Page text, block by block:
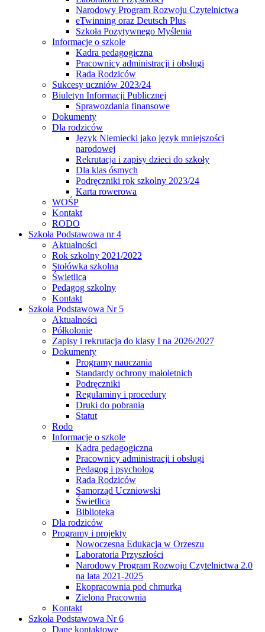
Narodowy Program Rozwoju Czytelnictwa
eTwinning oraz Deutsch Plus
Szkoła Pozytywnego Myślenia
Informacje o szkole
Kadra pedagogiczna
Pracownicy administracji i obsługi
Rada Rodziców
Sukcesy uczniów 2023/24
Biuletyn Informacji Publicznej
Sprawozdania finansowe
Dokumenty
Dla rodziców
Język Niemiecki jako język mniejszości
narodowej
Rekrutacja i zapisy dzieci do szkoły
Dla klas ósmych
Podręczniki rok szkolny 2023/24
Karta rowerowa
WOŚP
Kontakt
RODO
Szkoła Podstawowa nr 4
Aktualności
Rok szkolny 2021/2022
Stołówka szkolna
Świetlica
Pedagog szkolny
Kontakt
Szkoła Podstawowa Nr 5
Aktualności
Półkolonie
Zapisy i rekrutacja do klasy I na 2026/2027
Dokumenty
Programy nauczania
Standardy ochrony małoletnich
Podręczniki
Regulaminy i procedury
Druki do pobrania
Statut
Rodo
Informacje o szkole
Kadra pedagogiczna
Pracownicy administracji i obsługi
Pedagog i psycholog
Rada Rodziców
Samorząd Uczniowski
Świetlica
Biblioteka
Dla rodziców
Programy i projekty
Nowoczesna Edukacja w Orzeszu
Laboratoria Przyszłości
Narodowy Program Rozwoju Czytelnictwa 2.0
na lata 2021-2025
Ekopracownia pod chmurką
Zielona Pracownia
Kontakt
Szkoła Podstawowa Nr 6
Dane kontaktowe